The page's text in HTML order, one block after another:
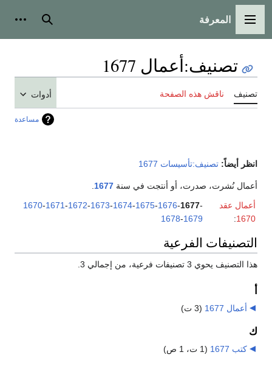
القائمة الرئيسية
المعرفة بحث
تصنيف:أعمال 1677
تصنيف ناقش هذه الصفحة أدوات
مساعدة
انظر أيضاً: تصنيف:تأسيسات 1677
أعمال نُشرت، صدرت، أو أنتجت في سنة 1677
أعمال عقد
1670
:
1670-1671-1672-1673-1674-1675-1676-1677-
1678-1679
التصنيفات الفرعية
هذا التصنيف يحوي 3 تصنيفات فرعية، من إجمالي 3.
أعمال 1677 (3 ت)
ك
كتب 1677 (1 ت، 1 ص)